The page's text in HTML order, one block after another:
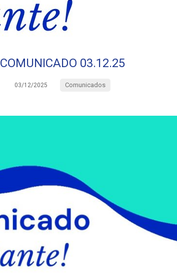
COMUNICADO 03.12.25
03/12/2025 Comunicados